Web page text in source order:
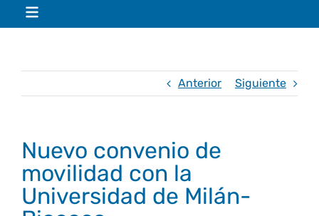
Toggle
Bienvenida
Conócenos
Estudios
Grado en turismoCalidad
Anterior Siguiente
Nuevo convenio de
movilidad con la
Universidad de Milán-